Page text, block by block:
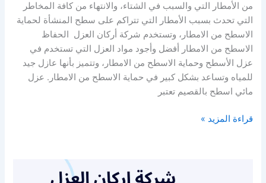
من الأمطار التي والسبب في الشتاء، والانتهاء من كافة المخاطر
التي تحدث بسبب الأمطار التي تتراكم على سطح المنشأة لحماية
الاسطح من الامطار، وتستخدم شركة أركان العزل الحفاظ
الاسطح من الامطار أفضل وأجود مواد العزل التي تستخدم في
عزل الأسطح وحماية الاسطح من الامطار، وتتميز بأنها عازل جيد
للمياه وتساعد بشكل كبير في حماية الاسطح من الامطار. عزل
مائي اسطح بالقصيم تعتبر
قراءة المزيد »